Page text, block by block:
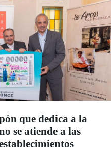
que dedica a la
se atiende a las